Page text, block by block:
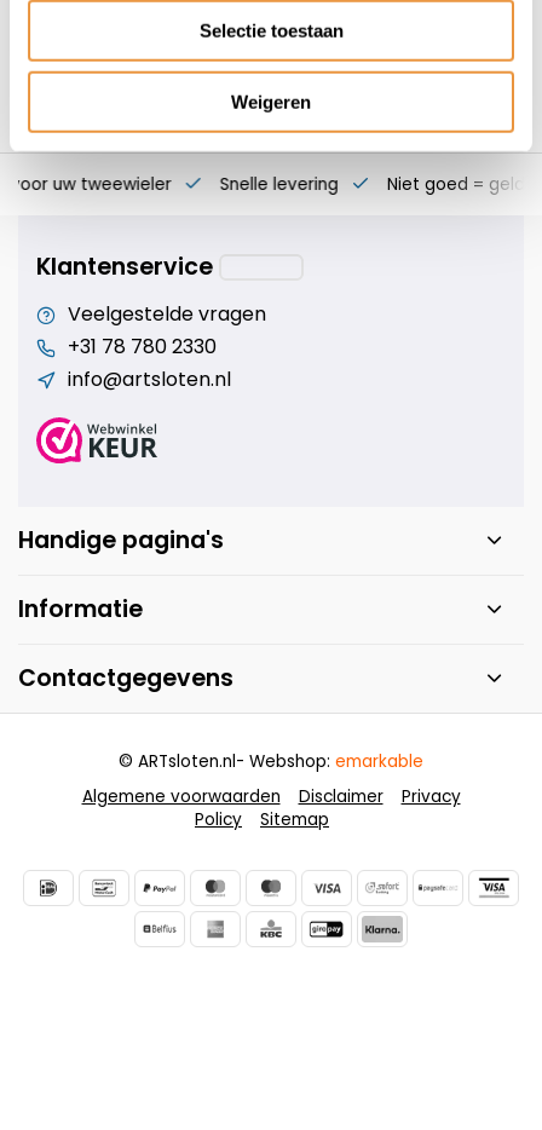
Selectie toestaan
Weigeren
voor uw tweewieler Snelle levering Niet goed = geld
Klantenservice
Veelgestelde vragen
+31 78 780 2330
info@artsloten.nl
Handige pagina's
Informatie
Contactgegevens
Algemene voorwaarden Disclaimer
Privacy
Policy
Sitemap
© ARTsloten.nl- Webshop: emarkable